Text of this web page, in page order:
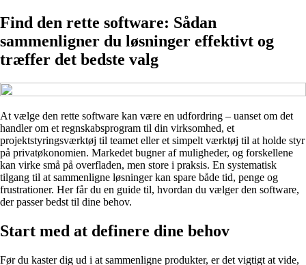
Find den rette software: Sådan
sammenligner du løsninger effektivt og
træffer det bedste valg
At vælge den rette software kan være en udfordring – uanset om det
handler om et regnskabsprogram til din virksomhed, et
projektstyringsværktøj til teamet eller et simpelt værktøj til at holde styr
på privatøkonomien. Markedet bugner af muligheder, og forskellene
kan virke små på overfladen, men store i praksis. En systematisk
tilgang til at sammenligne løsninger kan spare både tid, penge og
frustrationer. Her får du en guide til, hvordan du vælger den software,
der passer bedst til dine behov.
Start med at definere dine behov
Før du kaster dig ud i at sammenligne produkter, er det vigtigt at vide,